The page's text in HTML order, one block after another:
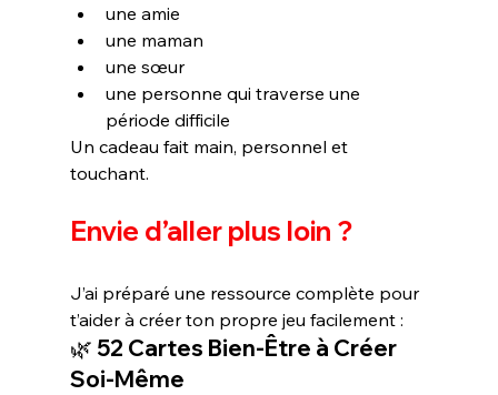
une amie
une maman
une sœur
une personne qui traverse une
période difficile
Un cadeau fait main, personnel et
touchant.
Envie d’aller plus loin ?
J’ai préparé une ressource complète pour
t’aider à créer ton propre jeu facilement :
🌿 52 Cartes Bien-Être à Créer
Soi-Même